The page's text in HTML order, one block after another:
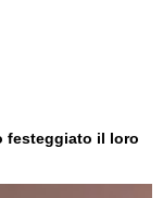
festeggiato il loro